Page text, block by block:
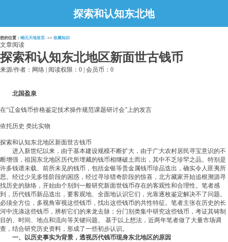
探索和认知东北地
区新面世古钱币
您的位置： 铜元天地首页- >> 收藏知识
文章阅读
探索和认知东北地区新面世古钱币
来源/作者：网络 | 阅读权限：0 | 会员币：0
北国盈泉
在“辽金钱币价格鉴定技术操作规范课题研讨会”上的发言
依托历史 类比实物
探索和认知东北地区新面世古钱币
进入新世纪以来，由于基本建设规模不断扩大，由于广大农村居民寻宝意识的不
断增强，祖国东北地区历代所埋藏的钱币相继破土而出，其中不乏珍罕之品。特别是
许多钱谱未载、前所未见的钱币，包括金银等贵金属钱币珍品迭出，确实令人匪夷所
思。经过少见多怪阶段的困惑，经过寻珍猎奇阶段的惊喜，北方藏家开始追根溯源寻
找历史的脉络，开始由个别到一般研究新面世钱币存在的客观性和合理性。笔者感
到，历代钱币新品迭出，要客观地、全面地认识它们，光靠逐枚鉴定解决不了问题。
必须全方位，多视角审视这些钱币，找出这些钱币的共性特征。笔者主张在历史的长
河中洗涤这些钱币，辨析它们的来龙去脉；分门别类集中研究这些钱币，考证其铸制
目的、时间、地点和流向等关键问题。 基于以上想法，近两年笔者做了大量市场调
查，结合研究历史资料，形成了一些初步认识。
一、以历史事实为背景，透视历代钱币现身东北地区的原因